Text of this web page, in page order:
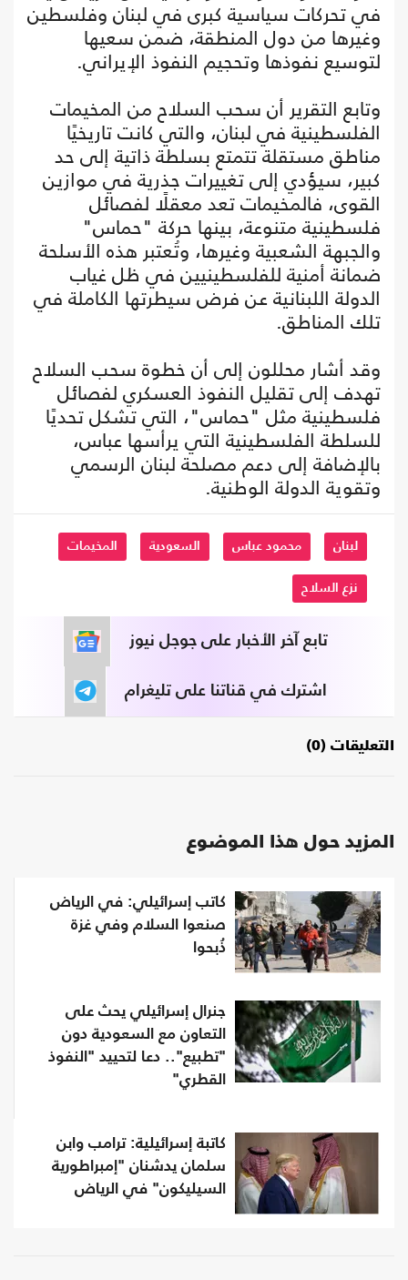
في تحركات سياسية كبرى في لبنان وفلسطين
وغيرها من دول المنطقة، ضمن سعيها
لتوسيع نفوذها وتحجيم النفوذ الإيراني.
وتابع التقرير أن سحب السلاح من المخيمات
الفلسطينية في لبنان، والتي كانت تاريخيًا
مناطق مستقلة تتمتع بسلطة ذاتية إلى حد
كبير، سيؤدي إلى تغييرات جذرية في موازين
القوى، فالمخيمات تعد معقلًا لفصائل
فلسطينية متنوعة، بينها حركة "حماس"
والجبهة الشعبية وغيرها، وتُعتبر هذه الأسلحة
ضمانة أمنية للفلسطينيين في ظل غياب
الدولة اللبنانية عن فرض سيطرتها الكاملة في
تلك المناطق.
وقد أشار محللون إلى أن خطوة سحب السلاح
تهدف إلى تقليل النفوذ العسكري لفصائل
فلسطينية مثل "حماس"، التي تشكل تحديًا
للسلطة الفلسطينية التي يرأسها عباس،
بالإضافة إلى دعم مصلحة لبنان الرسمي
وتقوية الدولة الوطنية.
لبنان محمود عباس السعودية المخيمات
نزع السلاح
تابع آخر الأخبار على جوجل نيوز
اشترك في قناتنا على تليغرام
التعليقات (0)
المزيد حول هذا الموضوع
كاتب إسرائيلي: في الرياض
صنعوا السلام وفي غزة
ذُبحوا
جنرال إسرائيلي يحث على
التعاون مع السعودية دون
"تطبيع".. دعا لتحييد "النفوذ
القطري"
كاتبة إسرائيلية: ترامب وابن
سلمان يدشنان "إمبراطورية
السيليكون" في الرياض